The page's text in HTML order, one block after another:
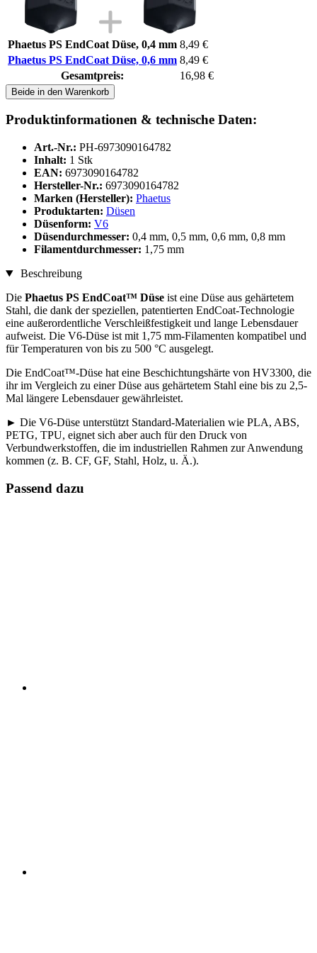
Phaetus PS EndCoat Düse, 0,4 mm 8,49 €
Phaetus PS EndCoat Düse, 0,6 mm 8,49 €
Gesamtpreis:
16,98 €
Beide in den Warenkorb
Produktinformationen & technische Daten:
Art.-Nr.: PH-6973090164782
Inhalt: 1 Stk
EAN: 6973090164782
Hersteller-Nr.: 6973090164782
Marken (Hersteller): Phaetus
Produktarten: Düsen
Düsenform: V6
Düsendurchmesser: 0,4 mm, 0,5 mm, 0,6 mm, 0,8 mm
Filamentdurchmesser: 1,75 mm
Beschreibung
Die Phaetus PS EndCoat™ Düse ist eine Düse aus gehärtetem
Stahl, die dank der speziellen, patentierten EndCoat-Technologie
eine außerordentliche Verschleißfestigkeit und lange Lebensdauer
aufweist. Die V6-Düse ist mit 1,75 mm-Filamenten kompatibel und
für Temperaturen von bis zu 500 °C ausgelegt.
Die EndCoat™-Düse hat eine Beschichtungshärte von HV3300, die
ihr im Vergleich zu einer Düse aus gehärtetem Stahl eine bis zu 2,5-
Mal längere Lebensdauer gewährleistet.
► Die V6-Düse unterstützt Standard-Materialien wie PLA, ABS,
PETG, TPU, eignet sich aber auch für den Druck von
Verbundwerkstoffen, die im industriellen Rahmen zur Anwendung
kommen (z. B. CF, GF, Stahl, Holz, u. Ä.).
Passend dazu